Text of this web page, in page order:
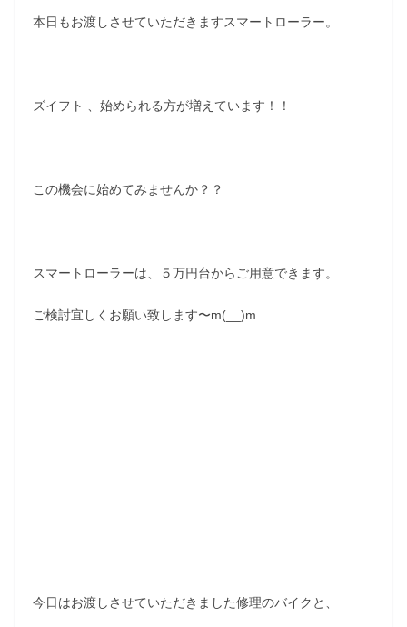
本日もお渡しさせていただきますスマートローラー。
ズイフト 、始められる方が増えています！！
この機会に始めてみませんか？？
スマートローラーは、５万円台からご用意できます。
ご検討宜しくお願い致します〜m(__)m
今日はお渡しさせていただきました修理のバイクと、